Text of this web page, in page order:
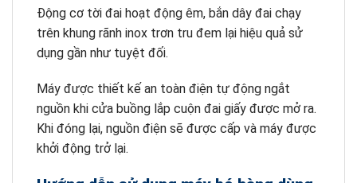
Động cơ tời đai hoạt động êm, bắn dây đai chạy
trên khung rãnh inox trơn tru đem lại hiệu quả sử
dụng gần như tuyệt đối.
Máy được thiết kế an toàn điện tự động ngắt
nguồn khi cửa buồng lắp cuộn đai giấy được mở ra.
Khi đóng lại, nguồn điện sẽ được cấp và máy được
khởi động trở lại.